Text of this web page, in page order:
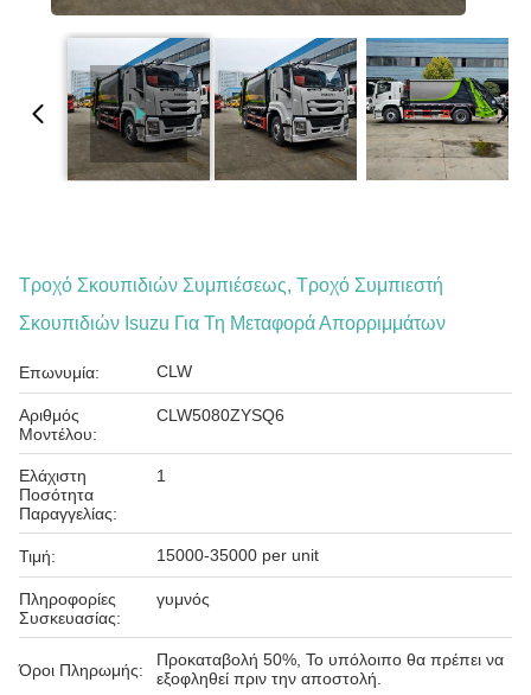
Τροχό Σκουπιδιών Συμπιέσεως, Τροχό Συμπιεστή
Σκουπιδιών Isuzu Για Τη Μεταφορά Απορριμμάτων
Επωνυμία: CLW
Αριθμός
Μοντέλου:
CLW5080ZYSQ6
Ελάχιστη
Ποσότητα
Παραγγελίας:
1
Τιμή: 15000-35000 per unit
Πληροφορίες
Συσκευασίας:
γυμνός
Όροι Πληρωμής:
Προκαταβολή 50%, Το υπόλοιπο θα πρέπει να
εξοφληθεί πριν την αποστολή.